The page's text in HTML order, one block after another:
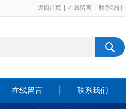
返回首页 在线留言 联系我们
在线留言 联系我们